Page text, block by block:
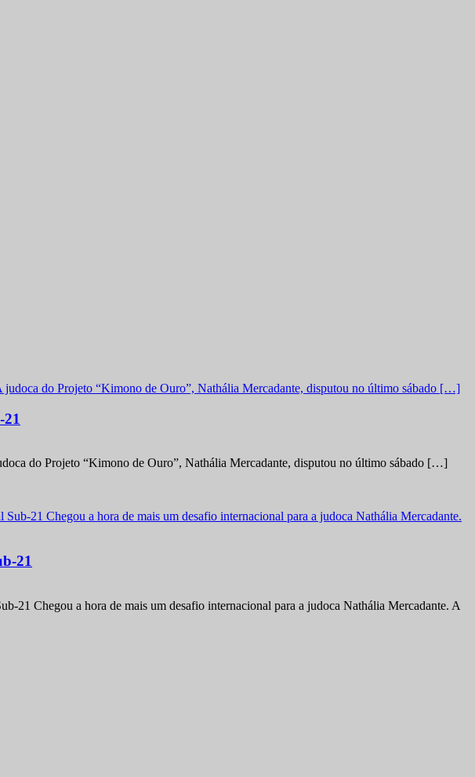
do Projeto “Kimono de Ouro”, Nathália Mercadante, disputou no último sábado […]
21
21 Chegou a hora de mais um desafio internacional para a judoca Nathália Mercadante. A